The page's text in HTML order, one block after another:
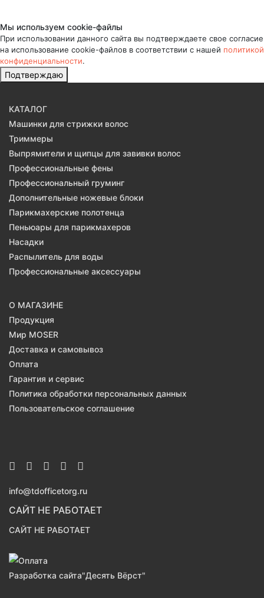
Мы используем cookie-файлы
При использовании данного сайта вы подтверждаете свое согласие
на использование cookie-файлов в соответствии с нашей политикой
конфиденциальности.
Подтверждаю
КАТАЛОГ
Машинки для стрижки волос
Триммеры
Выпрямители и щипцы для завивки волос
Профессиональные фены
Профессиональный груминг
Дополнительные ножевые блоки
Парикмахерские полотенца
Пеньюары для парикмахеров
Насадки
Распылитель для воды
Профессиональные аксессуары
О МАГАЗИНЕ
Продукция
Мир MOSER
Доставка и самовывоз
Оплата
Гарантия и сервис
Политика обработки персональных данных
Пользовательское соглашение
info@tdofficetorg.ru
САЙТ НЕ РАБОТАЕТ
САЙТ НЕ РАБОТАЕТ
Разработка сайта"Десять Вёрст"